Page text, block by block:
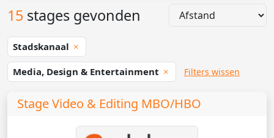
15 stages gevonden
Stadskanaal
Media, Design & Entertainment Filters wissen
Stage Video & Editing MBO/HBO